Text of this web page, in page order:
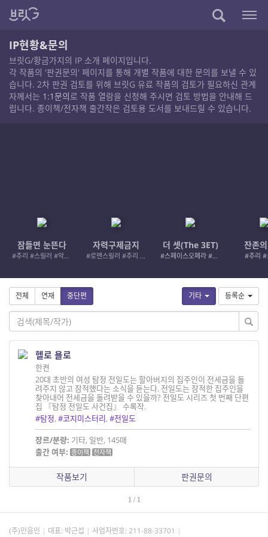
IP현황&문의
브릿G/황금가지의 IP 소개 페이지입니다.
각 작품의 '판권문의' 페이지를 통해 개별 작품에 대한 문의를 보낼 수 있
습니다. 2차 판권 검토를 위해 브릿G 유료 작품의 검토가 필요하신 관계
자께서는 1:1문의로 작품 열람을 신청해 주시면 검토 방법을 안내해 드
립니다. 종이책/전자책 출간작은 검토용 도서를 보내드릴 수 있습니다.
잠들면 눈뜬다
#추리 #스릴러 #악인 #로드레이지
자력구제금지
#로맨스릴러 #추리 #여성서사 #사적제재
더 셋(The 3ET)
#스페이스오페라 #우주활극
잔존
#추리 #
기타 등록순
전체 연재 중단편
헬로 욜로
한켠
20대 초반의 여성 탐정 전일도는 할아버지의 집주인이 전세금을 돌
려주지 않고 잠적했다는 소식을 듣는다. 전일도는 잠적한 집주인을
찾아내어 전세금을 돌려받을 수 있을까? 전일도 시리즈 첫 번째 단편
집 『탐정 전일도 사건집』 수록작.
#탐정,#코지미스터리,#전일도
장르/분량: 기타, 일반, 145매
출간 여부: 종이책 전자책
작품보기 판권문의
1 / 1
(주)민음인 대표: 박근섭 사업자번호: 211-88-33701